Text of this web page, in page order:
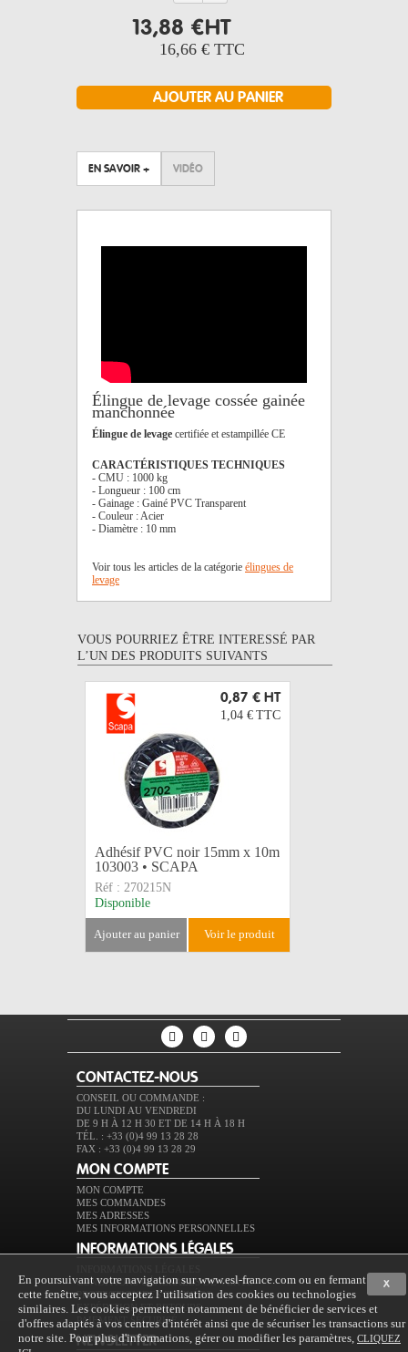
13,88 €HT
16,66 € TTC
EN SAVOIR + VIDÉO
Élingue de levage cossée gainée
manchonnée
Élingue de levage certifiée et estampillée CE
CARACTÉRISTIQUES TECHNIQUES
- CMU : 1000 kg
- Longueur : 100 cm
- Gainage : Gainé PVC Transparent
- Couleur : Acier
- Diamètre : 10 mm
Voir tous les articles de la catégorie élingues de
levage
VOUS POURRIEZ ÊTRE INTERESSÉ PAR
L’UN DES PRODUITS SUIVANTS
0,87 € HT
1,04 € TTC
Adhésif PVC noir 15mm x 10m
103003 • SCAPA
Réf : 270215N
Disponible
ajouter au panier voir le produit
CONTACTEZ-NOUS
CONSEIL OU COMMANDE :
DU LUNDI AU VENDREDI
DE 9 H À 12 H 30 ET DE 14 H À 18 H
TÉL. : +33 (0)4 99 13 28 28
FAX : +33 (0)4 99 13 28 29
MON COMPTE
MON COMPTE
MES COMMANDES
MES ADRESSES
MES INFORMATIONS PERSONNELLES
INFORMATIONS LÉGALES
CONDITIONS GÉNÉRALES DE VENTE
PROTECTION DES DONNÉES
EXPÉDITION ET RETOURS
PAIEMENT SÉCURISÉ
NEWSLETTER
X
En poursuivant votre navigation sur www.esl-france.com ou en fermant
cette fenêtre, vous acceptez l’utilisation des cookies ou technologies
similaires. Les cookies permettent notamment de bénéficier de services et
d'offres adaptés à vos centres d'intérêt ainsi que de sécuriser les transactions sur
notre site. Pour plus d'informations, gérer ou modifier les paramètres, CLIQUEZ